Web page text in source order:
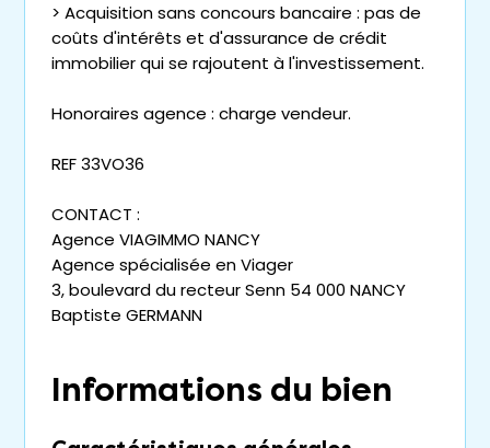
> Acquisition sans concours bancaire : pas de
coûts d'intérêts et d'assurance de crédit
immobilier qui se rajoutent à l'investissement.
Honoraires agence : charge vendeur.
REF 33VO36
CONTACT :
Agence VIAGIMMO NANCY
Agence spécialisée en Viager
3, boulevard du recteur Senn 54 000 NANCY
Baptiste GERMANN
Informations du bien